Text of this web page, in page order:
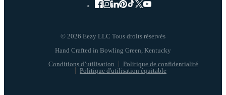
© 2026 Eezy LLC Tous droits réservés
Conditions d’utilisation
Politique de confidentialité
Politique d'utilisation équitable